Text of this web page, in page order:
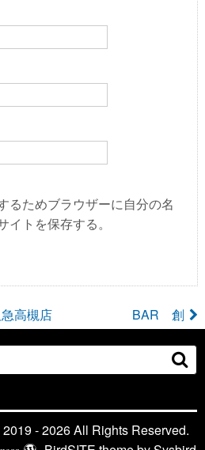
るためブラウザーに自分の名
トを保存する。
BAR 創
高槻店
- 2026 All Rights Reserved.